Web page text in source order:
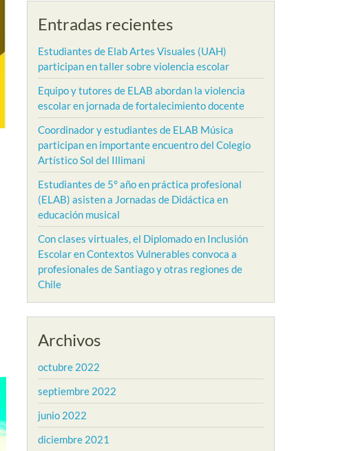
Entradas recientes
Estudiantes de Elab Artes Visuales (UAH)
participan en taller sobre violencia escolar
Equipo y tutores de ELAB abordan la violencia
escolar en jornada de fortalecimiento docente
Coordinador y estudiantes de ELAB Música
participan en importante encuentro del Colegio
Artístico Sol del Illimani
Estudiantes de 5° año en práctica profesional
(ELAB) asisten a Jornadas de Didáctica en
educación musical
Con clases virtuales, el Diplomado en Inclusión
Escolar en Contextos Vulnerables convoca a
profesionales de Santiago y otras regiones de
Chile
Archivos
octubre 2022
septiembre 2022
junio 2022
diciembre 2021